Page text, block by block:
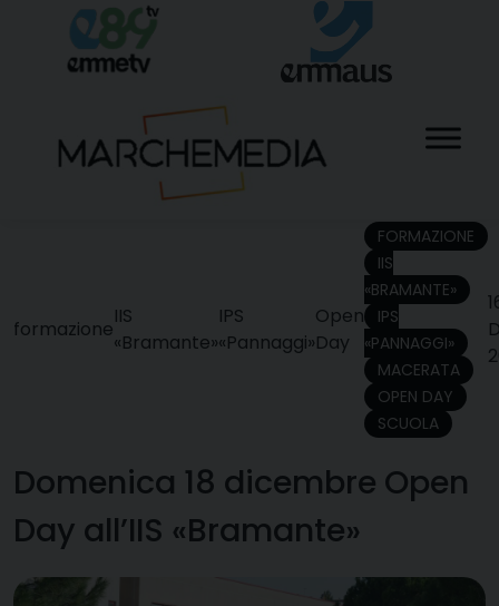
content
formazione
IIS
«Bramante»
IPS
«Pannaggi»
Open
Day
FORMAZIONE
IIS
«BRAMANTE»
IPS
«PANNAGGI»
MACERATA
OPEN DAY
SCUOLA
Domenica 18 dicembre Open
Day all’IIS «Bramante»